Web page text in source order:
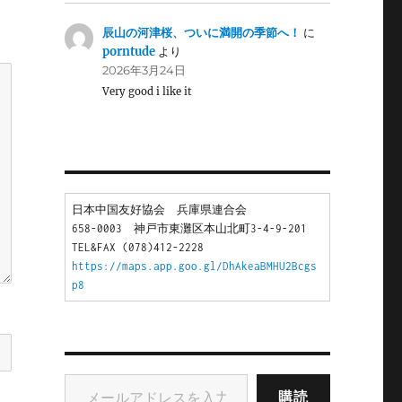
辰山の河津桜、ついに満開の季節へ！ に
porntude より
2026年3月24日
Very good i like it
日本中国友好協会　兵庫県連合会
658-0003　神戸市東灘区本山北町3-4-9-201
TEL&FAX (078)412-2228
https://maps.app.goo.gl/DhAkeaBMHU2Bcgs
p8
メールアドレスを入力...
購読